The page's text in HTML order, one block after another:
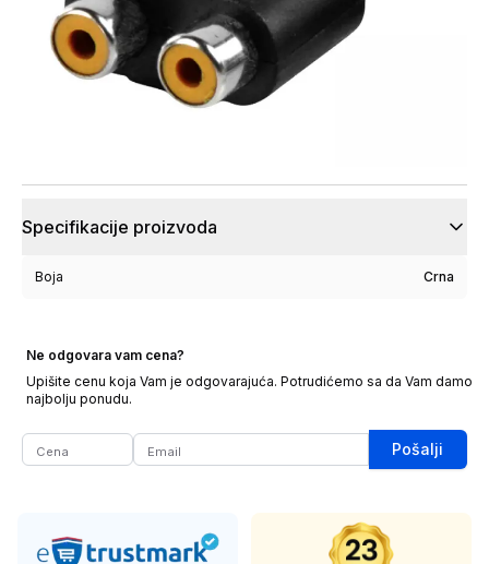
Specifikacije proizvoda
Boja Crna
Ne odgovara vam cena?
Upišite cenu koja Vam je odgovarajuća. Potrudićemo sa da Vam damo
najbolju ponudu.
Pošalji